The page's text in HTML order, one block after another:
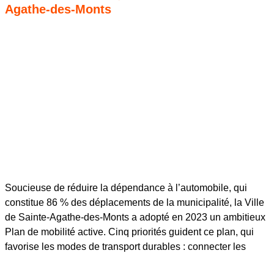
Agathe-des-Monts
Soucieuse de réduire la dépendance à l’automobile, qui
constitue 86 % des déplacements de la municipalité, la Ville
de Sainte-Agathe-des-Monts a adopté en 2023 un ambitieux
Plan de mobilité active. Cinq priorités guident ce plan, qui
favorise les modes de transport durables : connecter les